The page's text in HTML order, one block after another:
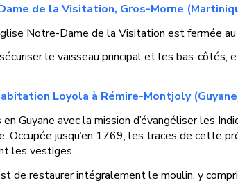
de la Visitation, Gros-Morne
Notre-Dame de la Visitation est fermée
le vaisseau principal et les bas-
Loyola à Rémire-Montjoly
Guyane avec la mission d’évangéliser les
Occupée jusqu’en 1769, les traces de cette
les vestiges.
de restaurer intégralement le moulin, y